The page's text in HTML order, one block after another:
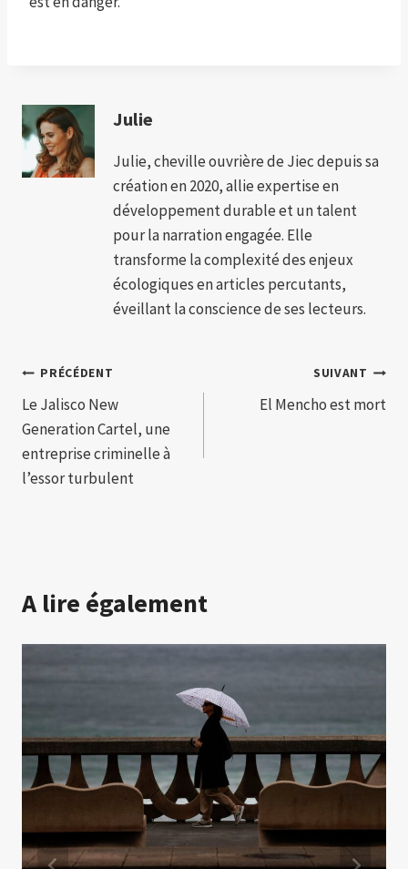
Julie
Julie, cheville ouvrière de Jiec depuis sa
création en 2020, allie expertise en
développement durable et un talent
pour la narration engagée. Elle
transforme la complexité des enjeux
écologiques en articles percutants,
éveillant la conscience de ses lecteurs.
Navigation
de
l’article
PRÉCÉDENT
Le Jalisco New
Generation Cartel, une
entreprise criminelle à
l’essor turbulent
SUIVANT
El Mencho est mort
A lire également